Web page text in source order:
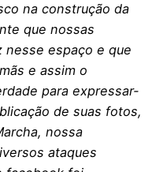
na construção da
que nossas
nesse espaço e que
e assim o
para expressar-
de suas fotos,
nossa
ataques